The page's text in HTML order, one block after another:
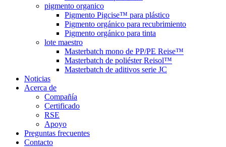
pigmento organico
Pigmento Pigcise™ para plástico
Pigmento orgánico para recubrimiento
Pigmento orgánico para tinta
lote maestro
Masterbatch mono de PP/PE Reise™
Masterbatch de poliéster Reisol™
Masterbatch de aditivos serie JC
Noticias
Acerca de
Compañía
Certificado
RSE
Apoyo
Preguntas frecuentes
Contacto